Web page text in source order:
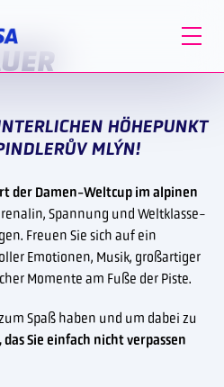
HÖHEPUNKT
MLÝN!
der Damen-Weltcup im alpinen
Spannung und Weltklasse-
Freuen Sie sich auf ein
Emotionen, Musik, großartiger
Momente am Fuße der Piste.
Spaß haben und um dabei zu
das Sie einfach nicht verpassen